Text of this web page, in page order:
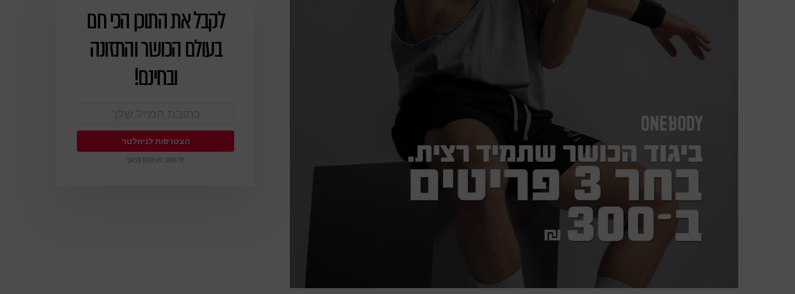
ניוזלטר
לקבל את התוכן הכי חם
בעולם הכושר והתזונה
ובחינם!
אל חשש, לא נשלח ספאם